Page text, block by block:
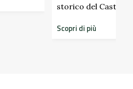
di Scipione …